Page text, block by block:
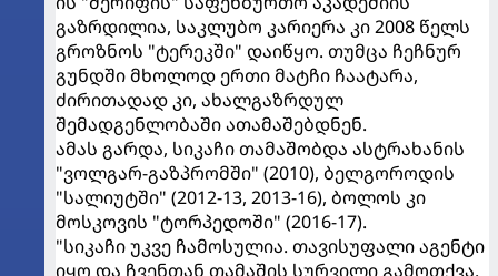
გაზრდილია, საკლუბო კარიერა კი 2008 წელს
გროზნოს "ტერეკში" დაიწყო. თუმცა ჩეჩნურ
გუნდში მხოლოდ ერთი მატჩი ჩაატარა,
ძირითადად კი, ახალგაზრდულ
შემადგენლობაში ათამაშებდნენ.
ამას გარდა, სიკაჩი თამაშობდა ასტრახანის
"ვოლგარ-გაზპრომში" (2010), ბელგოროდის
"სალიუტში" (2012-13, 2013-16), ბოლოს კი
მოსკოვის "ტორპედოში" (2016-17).
"სიკაჩი უკვე ჩამოსულია. თავისუფალი აგენტი
იყო და ჩვენთან თამაშის სურვილი გამოთქვა.